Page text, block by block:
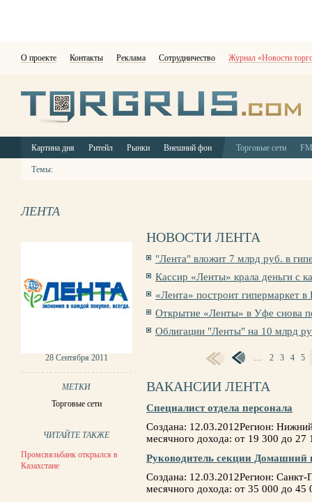
О проекте Контакты Реклама Сотрудничество Журнал «Новости
Картина дня Ритейл Рынки Внешний фон Торговые сети
Темы:
ЛЕНТА
28 Сентября 2011
МЕТКИ
Торговые сети
ЧИТАЙТЕ ТАКЖЕ
Промсвязьбанк открылся в
Казахстане
НОВОСТИ ЛЕНТА
"Лента" вложит 7 млрд руб. в
Кассир «Ленты» крала деньги с
«Лента» построит гипермаркет
Открытие «Ленты» в Уфе снова
Облигации "Ленты" на 10 млрд
… 2 3 4 5
ВАКАНСИИ ЛЕНТА
Специалист отдела персонала
Создана: 12.03.2012Регион:
месячного дохода: от 19 300 до 27
Руководитель секции Домашний
Создана: 12.03.2012Регион:
месячного дохода: от 35 000 до 45